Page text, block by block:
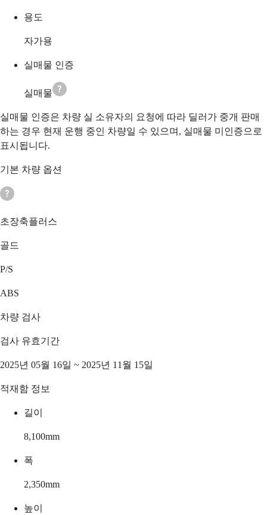
용도
자가용
실매물 인증
실매물
실매물 인증은 차량 실 소유자의 요청에 따라 딜러가 중개 판매
하는 경우 현재 운행 중인 차량일 수 있으며, 실매물 미인증으로
표시됩니다.
기본 차량 옵션
초장축플러스
골드
P/S
ABS
차량 검사
검사 유효기간
2025년 05월 16일 ~ 2025년 11월 15일
적재함 정보
길이
8,100mm
폭
2,350mm
높이